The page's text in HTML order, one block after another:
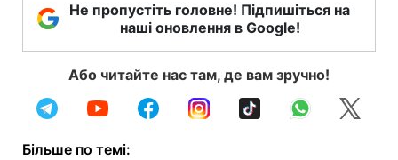
Не пропустіть головне! Підпишіться на
наші оновлення в Google!
Або читайте нас там, де вам зручно!
Більше по темі: